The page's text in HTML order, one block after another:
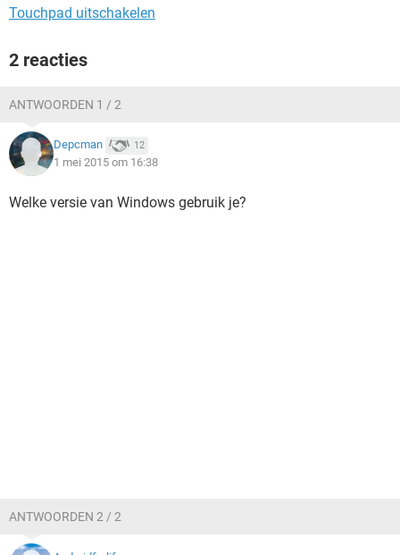
Touchpad uitschakelen
2 reacties
ANTWOORDEN 1 / 2
Depcman 12
1 mei 2015 om 16:38
Welke versie van Windows gebruik je?
ANTWOORDEN 2 / 2